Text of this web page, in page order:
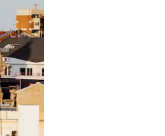
glisser.